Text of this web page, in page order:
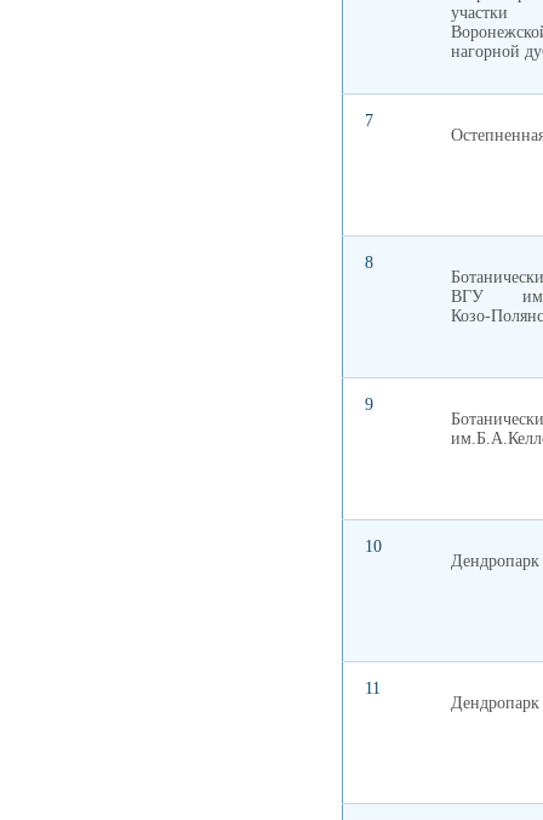
участки
нагорной
7
8
ВГУ
Козо-
9
10
11